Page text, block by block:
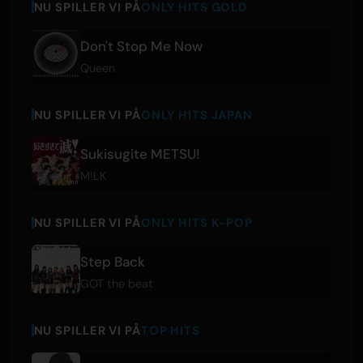
NU SPILLER VI PÅONLY HITS GOLD
Don't Stop Me Now
Queen
NU SPILLER VI PÅONLY HITS JAPAN
Sukisugite METSU!
M!LK
NU SPILLER VI PÅONLY HITS K-POP
Step Back
GOT the beat
NU SPILLER VI PÅTOP HITS